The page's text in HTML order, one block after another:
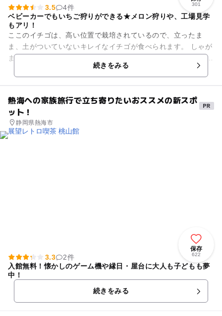
301
3.5
4件
ベビーカーでもいちご狩りができる★メロン狩りや、工場見学
もアリ！
ここのイチゴは、高い位置で栽培されているので、立ったま
ま、土がついていないキレイなイチゴが食べられます。 しゃが
まなくてもOKなので、車いすやベビーカーでもいちご狩りが楽
続きをみる
熱海への家族旅行で立ち寄りたいおススメの新スポ
ット！
静岡県熱海市
保存
622
3.3
2件
入館無料！懐かしのゲーム機や縁日・屋台に大人も子どもも夢
中！
続きをみる